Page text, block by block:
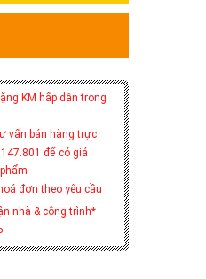
KM hấp dẫn trong
vấn bán hàng trực
để có giá
đơn theo yêu cầu
nhà & công trình*